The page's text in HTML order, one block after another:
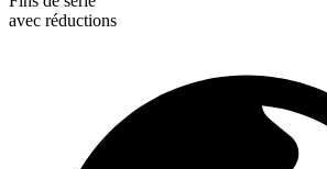
avec réductions